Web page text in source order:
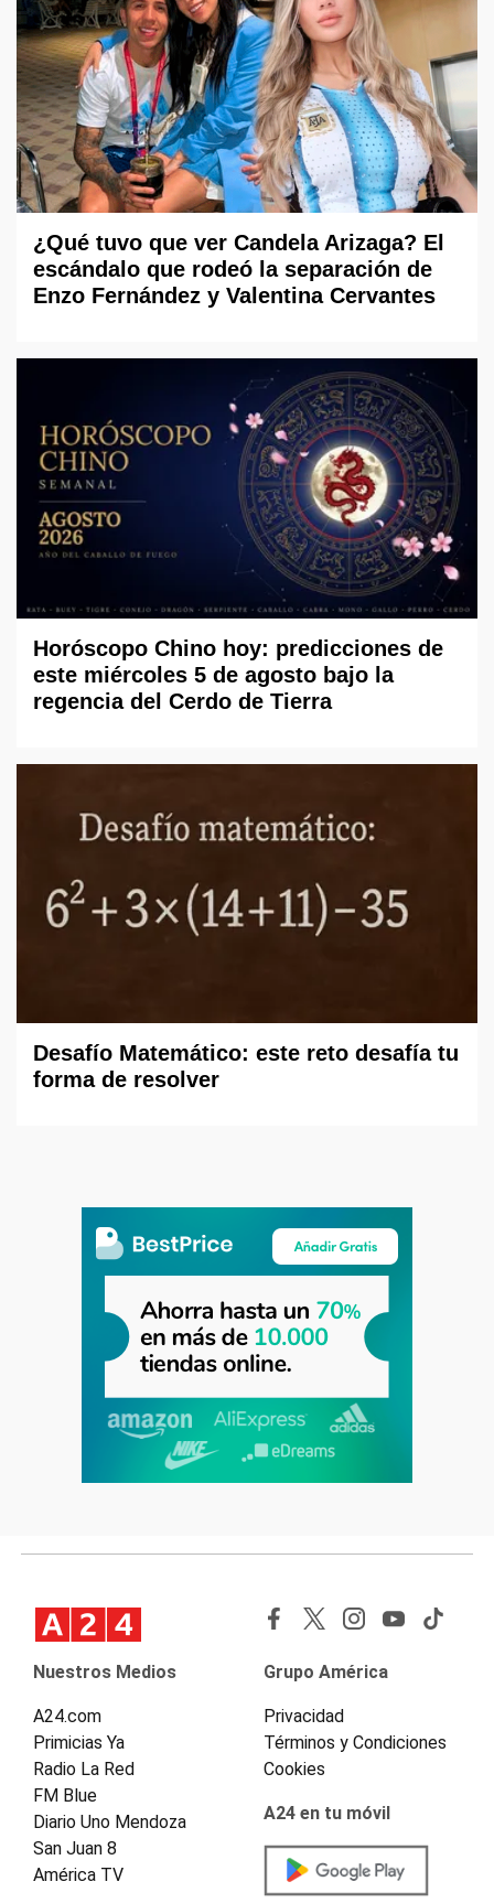
¿Qué tuvo que ver Candela Arizaga? El
escándalo que rodeó la separación de
Enzo Fernández y Valentina Cervantes
Horóscopo Chino hoy: predicciones de
este miércoles 5 de agosto bajo la
regencia del Cerdo de Tierra
Desafío Matemático: este reto desafía tu
forma de resolver
Nuestros Medios
A24.com
Primicias Ya
Radio La Red
FM Blue
Diario Uno Mendoza
San Juan 8
América TV
Grupo América
Privacidad
Términos y Condiciones
Cookies
A24 en tu móvil